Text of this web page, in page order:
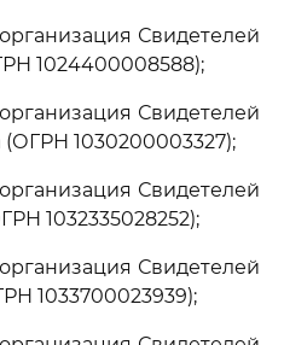
Свидетелей
1024400008588);
Свидетелей
1030200003327);
Свидетелей
1032335028252);
Свидетелей
1033700023939);